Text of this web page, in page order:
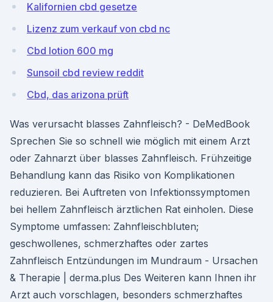
Kalifornien cbd gesetze
Lizenz zum verkauf von cbd nc
Cbd lotion 600 mg
Sunsoil cbd review reddit
Cbd, das arizona prüft
Was verursacht blasses Zahnfleisch? - DeMedBook
Sprechen Sie so schnell wie möglich mit einem Arzt
oder Zahnarzt über blasses Zahnfleisch. Frühzeitige
Behandlung kann das Risiko von Komplikationen
reduzieren. Bei Auftreten von Infektionssymptomen
bei hellem Zahnfleisch ärztlichen Rat einholen. Diese
Symptome umfassen: Zahnfleischbluten;
geschwollenes, schmerzhaftes oder zartes
Zahnfleisch Entzündungen im Mundraum - Ursachen
& Therapie | derma.plus Des Weiteren kann Ihnen ihr
Arzt auch vorschlagen, besonders schmerzhaftes